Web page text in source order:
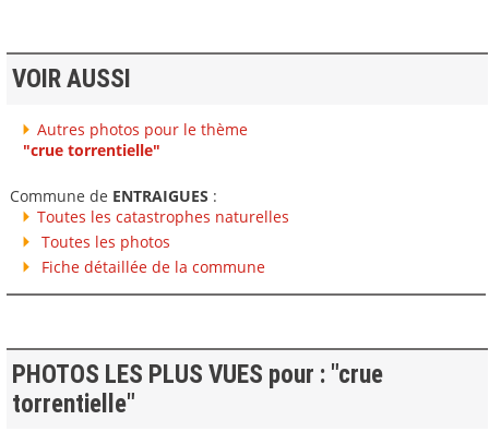
VOIR AUSSI
Autres photos pour le thème
"crue torrentielle"
Commune de ENTRAIGUES :
Toutes les catastrophes naturelles
Toutes les photos
Fiche détaillée de la commune
PHOTOS LES PLUS VUES pour : "crue
torrentielle"